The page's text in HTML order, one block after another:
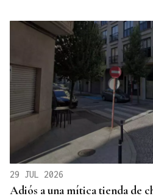
29 JUL 2026
Adiós a una mítica tienda de